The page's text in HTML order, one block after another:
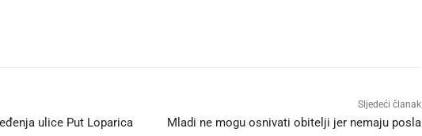
ulice Put Loparica
Sljedeći članak
Mladi ne mogu osnivati obitelji jer nemaju posla